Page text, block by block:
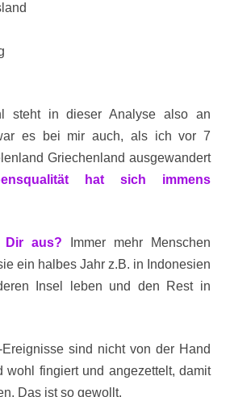
im Ausland
vor Krieg
steht in dieser Analyse also an
es bei mir auch, als ich vor 7
Griechenland ausgewandert
hat sich immens
aus? Immer mehr Menschen
ein halbes Jahr z.B. in Indonesien
Insel leben und den Rest in
Ereignisse sind nicht von der Hand
wohl fingiert und angezettelt, damit
Das ist so gewollt.